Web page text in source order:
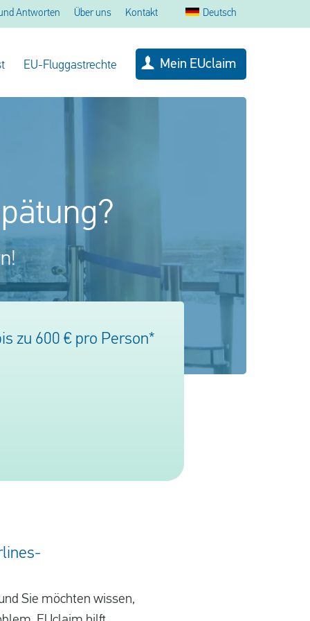
Antworten Über uns Kontakt Deutsch
EU-Fluggastrechte Mein EUclaim
zu 600 € pro Person*
Sie möchten wissen,